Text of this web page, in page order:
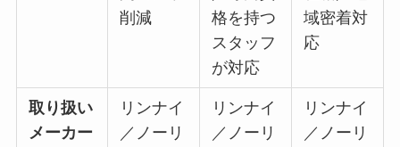
削減
格を持つ
スタッフ
が対応
域密着対
応
取り扱い
メーカー
リンナイ
／ノーリ
リンナイ
／ノーリ
リンナイ
／ノーリ